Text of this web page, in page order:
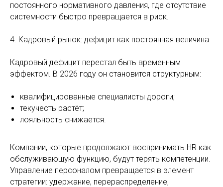
постоянного нормативного давления, где отсутствие
системности быстро превращается в риск.
4. Кадровый рынок: дефицит как постоянная величина
Кадровый дефицит перестал быть временным
эффектом. В 2026 году он становится структурным:
квалифицированные специалисты дороги;
текучесть растёт;
лояльность снижается.
Компании, которые продолжают воспринимать HR как
обслуживающую функцию, будут терять компетенции.
Управление персоналом превращается в элемент
стратегии: удержание, перераспределение,